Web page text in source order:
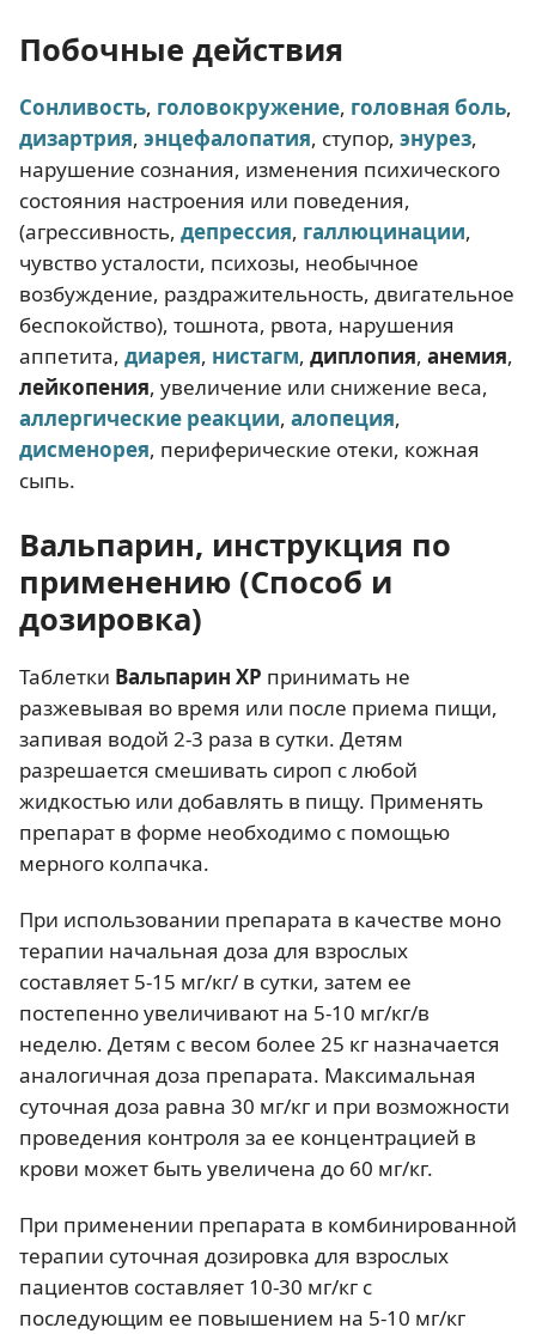
Побочные действия
Сонливость, головокружение, головная боль,
дизартрия, энцефалопатия, ступор, энурез,
нарушение сознания, изменения психического
состояния настроения или поведения,
(агрессивность, депрессия, галлюцинации,
чувство усталости, психозы, необычное
возбуждение, раздражительность, двигательное
беспокойство), тошнота, рвота, нарушения
аппетита, диарея, нистагм, диплопия, анемия,
лейкопения, увеличение или снижение веса,
аллергические реакции, алопеция,
дисменорея, периферические отеки, кожная
сыпь.
Вальпарин, инструкция по
применению (Способ и
дозировка)
Таблетки Вальпарин ХР принимать не
разжевывая во время или после приема пищи,
запивая водой 2-3 раза в сутки. Детям
разрешается смешивать сироп с любой
жидкостью или добавлять в пищу. Применять
препарат в форме необходимо с помощью
мерного колпачка.
При использовании препарата в качестве моно
терапии начальная доза для взрослых
составляет 5-15 мг/кг/ в сутки, затем ее
постепенно увеличивают на 5-10 мг/кг/в
неделю. Детям с весом более 25 кг назначается
аналогичная доза препарата. Максимальная
суточная доза равна 30 мг/кг и при возможности
проведения контроля за ее концентрацией в
крови может быть увеличена до 60 мг/кг.
При применении препарата в комбинированной
терапии суточная дозировка для взрослых
пациентов составляет 10-30 мг/кг с
последующим ее повышением на 5-10 мг/кг